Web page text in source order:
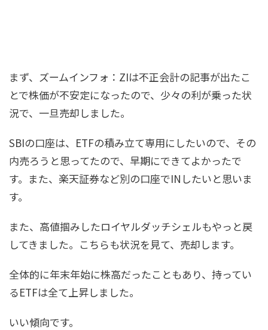
まず、ズームインフォ：ZIは不正会計の記事が出たこ
とで株価が不安定になったので、少々の利が乗った状
況で、一旦売却しました。
SBIの口座は、ETFの積み立て専用にしたいので、その
内売ろうと思ってたので、早期にできてよかったで
す。また、楽天証券など別の口座でINしたいと思いま
す。
また、高値掴みしたロイヤルダッチシェルもやっと戻
してきました。こちらも状況を見て、売却します。
全体的に年末年始に株高だったこともあり、持ってい
るETFは全て上昇しました。
いい傾向です。